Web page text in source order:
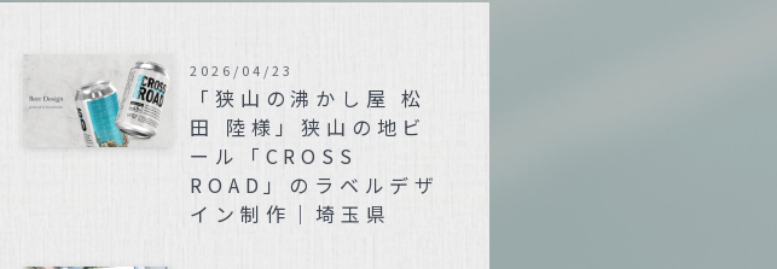
「狭山の沸かし屋 松
田 陸様」狭山の地ビ
ール「CROSS
ROAD」のラベルデザ
イン制作｜埼玉県
2026/04/23